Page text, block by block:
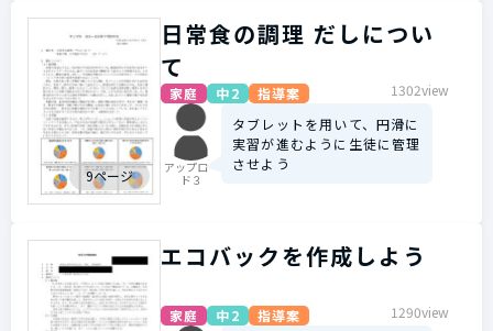
9ページ
日常食の調理 だしについ
て
家庭 中2 指導案 1302view
アップロー
ド３
タブレットを用いて、円滑に
実習が進むように生徒に管理
させよう
エコバックを作成しよう
家庭 中2 指導案 1290view